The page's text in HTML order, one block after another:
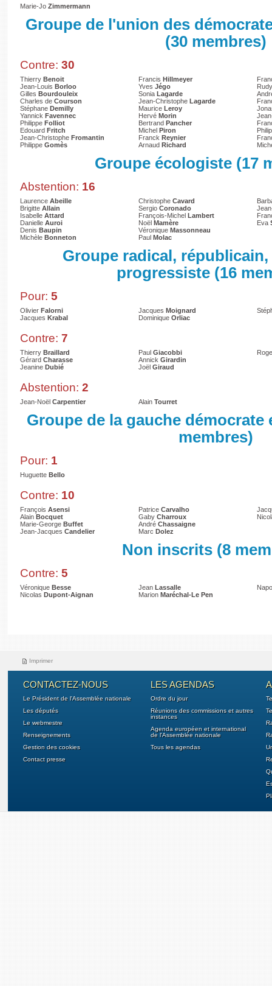
Marie-Jo Zimmermann
Groupe de l'union des
(30 membres)
Contre: 30
Thierry Benoit
Jean-Louis Borloo
Gilles Bourdouleix
Charles de Courson
Stéphane Demilly
Yannick Favennec
Philippe Folliot
Edouard Fritch
Jean-Christophe Fromantin
Philippe Gomès
Francis Hillmeyer
Yves Jégo
Sonia Lagarde
Jean-Christophe Lagarde
Maurice Leroy
Hervé Morin
Bertrand Pancher
Michel Piron
Franck Reynier
Arnaud Richard
Groupe écologiste (17
Abstention: 16
Laurence Abeille
Brigitte Allain
Isabelle Attard
Danielle Auroi
Denis Baupin
Michèle Bonneton
Christophe Cavard
Sergio Coronado
François-Michel Lambert
Noël Mamère
Véronique Massonneau
Paul Molac
Eva
Groupe radical,
progressiste (16
Pour: 5
Olivier Falorni
Jacques Krabal
Jacques Moignard
Dominique Orliac
Contre: 7
Thierry Braillard
Gérard Charasse
Jeanine Dubié
Paul Giacobbi
Annick Girardin
Joël Giraud
Abstention: 2
Jean-Noël Carpentier Alain Tourret
Groupe de la gauche démocrate
membres)
Pour: 1
Huguette Bello
Contre: 10
François Asensi
Alain Bocquet
Marie-George Buffet
Jean-Jacques Candelier
Patrice Carvalho
Gaby Charroux
André Chassaigne
Marc Dolez
Non inscrits (8
Contre: 5
Véronique Besse
Nicolas Dupont-Aignan
Jean Lassalle
Marion Maréchal-Le Pen
Imprimer
CONTACTEZ-NOUS
Le Président de l'Assemblée nationale
Les députés
Le webmestre
Renseignements
Gestion des cookies
Contact presse
LES AGENDAS
Ordre du jour
Réunions des commissions et autres
instances
Agenda européen et international
de l'Assemblée nationale
Tous les agendas